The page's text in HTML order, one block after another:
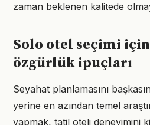
zaman beklenen kalitede
Solo otel seçimi
özgürlük ipuçları
Seyahat planlamasını
yerine en azından temel
yapmak, tatil oteli deneyimini